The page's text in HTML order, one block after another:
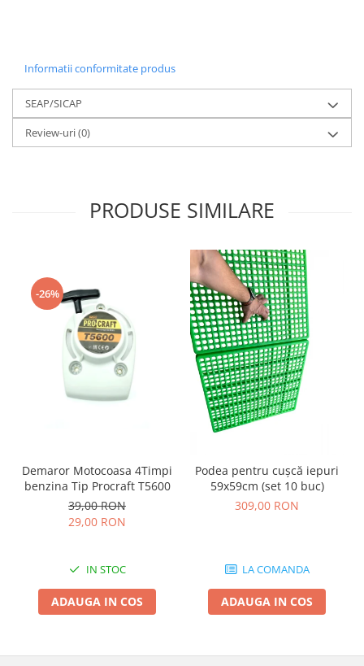
Informatii conformitate produs
SEAP/SICAP
Review-uri(0)
PRODUSE SIMILARE
-26%
Demaror Motocoasa 4Timpi
benzina Tip Procraft T5600
39,00 RON
29,00 RON
IN STOC
ADAUGA IN COS
Podea pentru cușcă iepuri
59x59cm (set 10 buc)
309,00 RON
LA COMANDA
ADAUGA IN COS